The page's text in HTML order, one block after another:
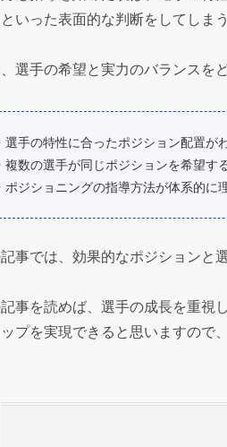
いった表面的な判断をしてしま
、選手の希望と実力のバランスを
選手の特性に合ったポジション配置が
複数の選手が同じポジションを希望す
ポジショニングの指導方法が体系的に
事では、効果的なポジションと
事を読めば、選手の成長を重視
プを実現できると思いますので